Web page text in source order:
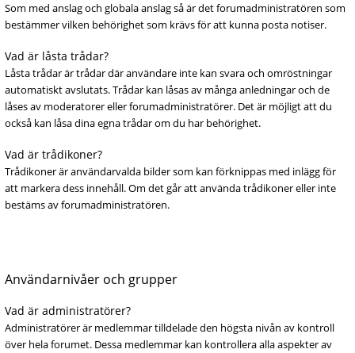
Som med anslag och globala anslag så är det forumadministratören som
bestämmer vilken behörighet som krävs för att kunna posta notiser.
Vad är låsta trådar?
Låsta trådar är trådar där användare inte kan svara och omröstningar
automatiskt avslutats. Trådar kan låsas av många anledningar och de
låses av moderatorer eller forumadministratörer. Det är möjligt att du
också kan låsa dina egna trådar om du har behörighet.
Vad är trådikoner?
Trådikoner är användarvalda bilder som kan förknippas med inlägg för
att markera dess innehåll. Om det går att använda trådikoner eller inte
bestäms av forumadministratören.
Användarnivåer och grupper
Vad är administratörer?
Administratörer är medlemmar tilldelade den högsta nivån av kontroll
över hela forumet. Dessa medlemmar kan kontrollera alla aspekter av